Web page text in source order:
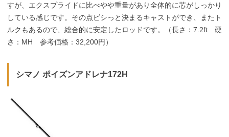
すが、エクスプライドに比べやや重量があり全体的に芯がしっかり
している感じです。その点ビシっと決まるキャストができ、またト
ルクもあるので、総合的に安定したロッドです。（長さ：7.2ft 硬
さ：MH 参考価格：32,200円）
シマノ ポイズンアドレナ172H